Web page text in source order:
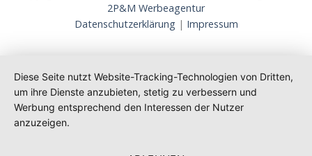
2P&M Werbeagentur
Datenschutzerklärung | Impressum
Diese Seite nutzt Website-Tracking-Technologien von Dritten,
um ihre Dienste anzubieten, stetig zu verbessern und
Werbung entsprechend den Interessen der Nutzer
anzuzeigen.